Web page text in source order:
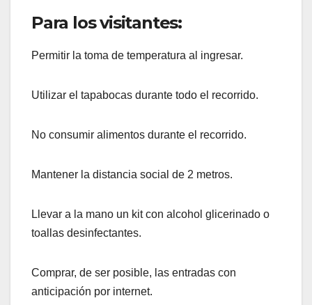
Para los visitantes:
Permitir la toma de temperatura al ingresar.
Utilizar el tapabocas durante todo el recorrido.
No consumir alimentos durante el recorrido.
Mantener la distancia social de 2 metros.
Llevar a la mano un kit con alcohol glicerinado o
toallas desinfectantes.
Comprar, de ser posible, las entradas con
anticipación por internet.